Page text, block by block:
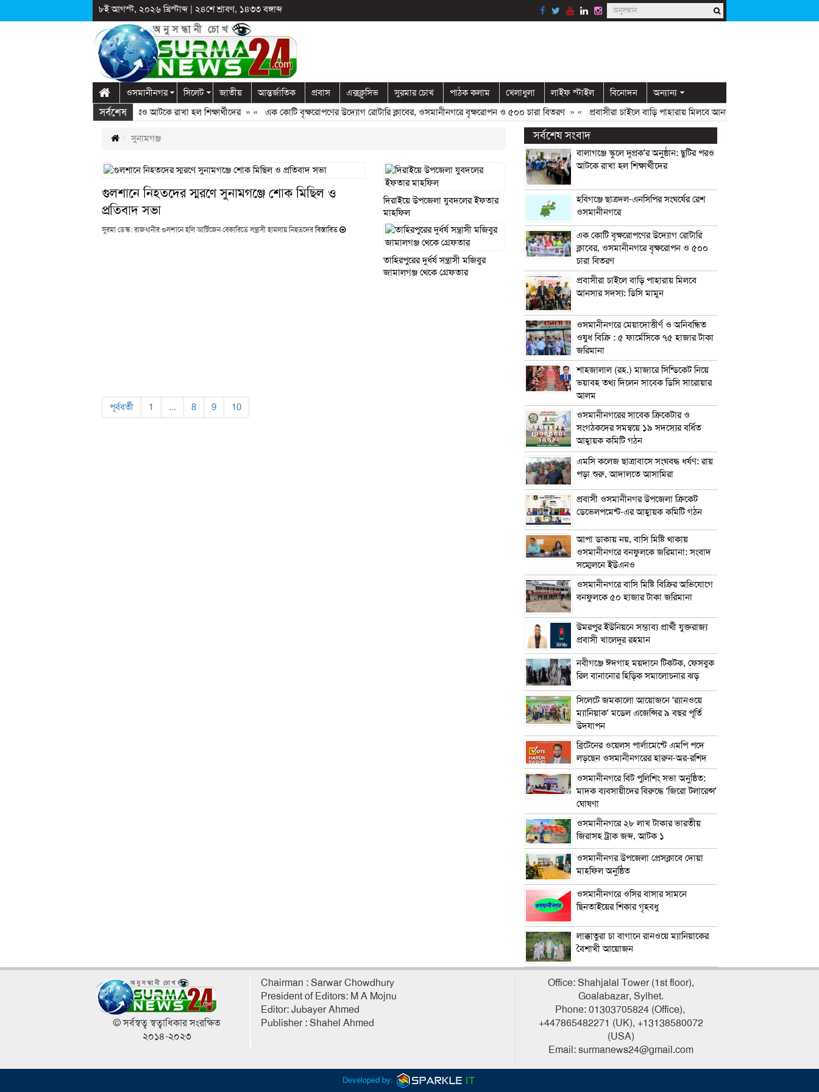
৮ই আগস্ট, ২০২৬ খ্রিস্টাব্দ| ২৪শে শ্রাবণ, ১৪৩৩ বঙ্গাব্দ
ওসমানীনগর সিলেট জাতীয় আন্তর্জাতিক প্রবাস এক্সক্লুসিভ সুরমার চোখ পাঠক কলাম খেলাধুলা লাইফ স্টাইল বিনোদন অন্যান্য
সর্বশেষ
স্কুলে দুপ্রক’র অনুষ্ঠান: ছুটির পরও আটকে রাখা হল শিক্ষার্থীদের» « এক কোটি বৃক্ষরোপণের উদ্যোগ রোটারি ক্লাবের, ওসমানীনগরে বৃক্ষরোপন ও ৫০০ চারা বিতরণ» « প্রবাসীরা চাইলে বাড়ি পাহারায় মিলবে আনসার সদস্য: ডিসি মামুন
সুনামগঞ্জ
গুলশানে নিহতদের স্মরণে সুনামগঞ্জে শোক মিছিল ও
প্রতিবাদ সভা
সুরমা ডেস্ক: রাজধানীর গুলশানে হলি আর্টিজেন বেকারিতে সন্ত্রাসী হামলায় নিহতদেরবিস্তারিত
দিরাইয়ে উপজেলা যুবদলের ইফতার
মাহফিল
তাহিরপুরের দুর্ধর্ষ সন্ত্রাসী মজিবুর
জামালগঞ্জ থেকে গ্রেফতার
পূর্ববর্তী 1 … 8 9 10
সর্বশেষ সংবাদ
বালাগঞ্জে স্কুলে দুপ্রক’র অনুষ্ঠান: ছুটির পরও
আটকে রাখা হল শিক্ষার্থীদের
হবিগঞ্জে ছাত্রদল-এনসিপির সংঘর্ষের রেশ
ওসমানীনগরে
এক কোটি বৃক্ষরোপণের উদ্যোগ রোটারি
ক্লাবের, ওসমানীনগরে বৃক্ষরোপন ও ৫০০
চারা বিতরণ
প্রবাসীরা চাইলে বাড়ি পাহারায় মিলবে
আনসার সদস্য: ডিসি মামুন
ওসমানীনগরে মেয়াদোত্তীর্ণ ও অনিবন্ধিত
ওষুধ বিক্রি : ৫ ফার্মেসিকে ৭৫ হাজার টাকা
জরিমানা
শাহজালাল (রহ.) মাজারে সিন্ডিকেট নিয়ে
ভয়াবহ তথ্য দিলেন সাবেক ডিসি সারোয়ার
আলম
ওসমানীনগরের সাবেক ক্রিকেটার ও
সংগঠকদের সমন্বয়ে ১৯ সদস্যের বর্ধিত
আহ্বায়ক কমিটি গঠন
এম‌সি কলেজ ছাত্রাবাসে সংঘবদ্ধ ধর্ষণ: রায়
পড়া শুরু, আদালতে আসামিরা
প্রবাসী ওসমানীনগর উপজেলা ক্রিকেট
ডেভেলপমেন্ট-এর আহ্বায়ক কমিটি গঠন
আপা ডাকায় নয়, বাসি মিষ্টি থাকায়
ওসমানীনগরে বনফুলকে জরিমানা: সংবাদ
সম্মেলনে ইউএনও
ওসমানীনগরে বাসি মিষ্টি বিক্রির অভিযোগে
বনফুলকে ৫০ হাজার টাকা জরিমানা
উমরপুর ইউনিয়নে সম্ভাব্য প্রার্থী যুক্তরাজ্য
প্রবাসী খালেদুর রহমান
নবীগঞ্জে ঈদগাহ ময়দানে টিকটক, ফেসবুক
রিল বানানোর হিড়িক সমালোচনার ঝড়
সিলেটে জমকালো আয়োজনে ‘র‍্যানওয়ে
ম্যানিয়াক’ মডেল এজেন্সির ৯ বছর পূর্তি
উদযাপন
ব্রিটেনের ওয়েলস পার্লামেন্টে এমপি পদে
লড়ছেন ওসমানীনগরের হারুন-অর-রশিদ
ওসমানীনগরে বিট পুলিশিং সভা অনুষ্ঠিত:
মাদক ব্যবসায়ীদের বিরুদ্ধে ‘জিরো টলারেন্স’
ঘোষণা
ওসমানীনগরে ২৮ লাখ টাকার ভারতীয়
জিরাসহ ট্রাক জব্দ, আটক ১
ওসমানীনগর উপজেলা প্রেসক্লাবে দোয়া
মাহফিল অনুষ্ঠিত
ওসমানীনগরে ওসির বাসার সামনে
ছিনতাইয়ের শিকার গৃহবধু
লাক্কাতুরা চা বাগানে রানওয়ে ম্যানিয়াকের
বৈশাখী আয়োজন
© সর্বস্বত্ব স্বত্বাধিকার সংরক্ষিত
২০১৪-২০২৩
Chairman : Sarwar Chowdhury
President of Editors: M A Mojnu
Editor: Jubayer Ahmed
Publisher : Shahel Ahmed
Office: Shahjalal Tower (1st floor),
Goalabazar, Sylhet.
Phone: 01303705824 (Office),
+447865482271 (UK), +13138580072
(USA)
Email: surmanews24@gmail.com
Developed by: